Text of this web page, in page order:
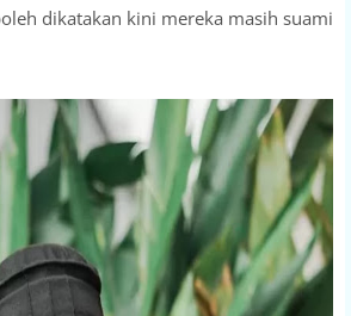
dikatakan kini mereka masih suami